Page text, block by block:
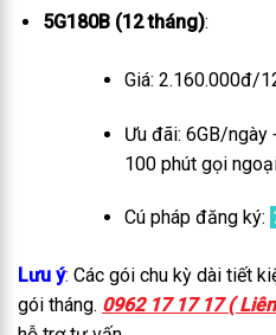
5G180B (12 tháng):
Giá: 2.160.000đ/
Ưu đãi: 6GB/ngày
100 phút gọi
Cú pháp đăng ký:
Lưu ý: Các gói chu kỳ dài tiết
gói tháng. 0962 17 17 17 (